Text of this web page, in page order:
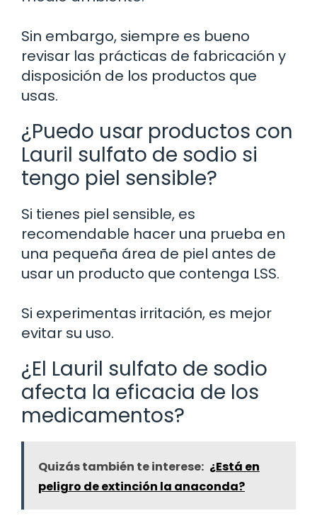
Sin embargo, siempre es bueno
revisar las prácticas de fabricación y
disposición de los productos que
usas.
¿Puedo usar productos con
Lauril sulfato de sodio si
tengo piel sensible?
Si tienes piel sensible, es
recomendable hacer una prueba en
una pequeña área de piel antes de
usar un producto que contenga LSS.
Si experimentas irritación, es mejor
evitar su uso.
¿El Lauril sulfato de sodio
afecta la eficacia de los
medicamentos?
Quizás también te interese: ¿Está en
peligro de extinción la anaconda?